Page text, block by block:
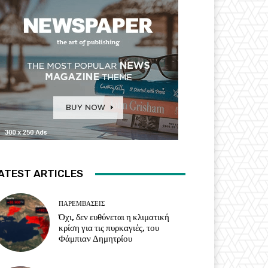
ARTICLES
ΠΑΡΕΜΒΑΣΕΙΣ
Όχι, δεν ευθύνεται η κλιματική
κρίση για τις πυρκαγιές, του
Φάμπιαν Δημητρίου